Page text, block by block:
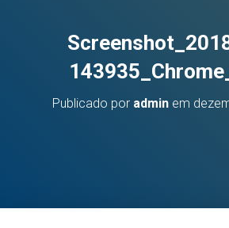
Publicado por admin em